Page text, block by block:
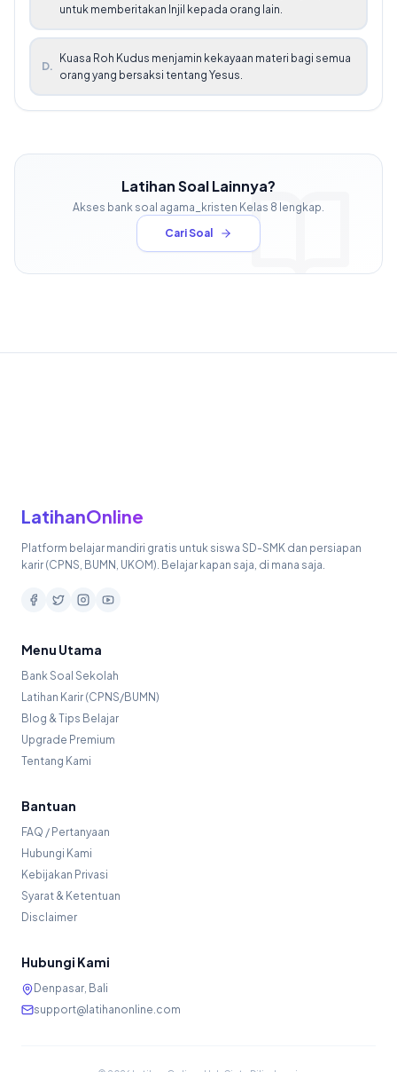
untuk memberitakan Injil kepada orang lain.
D.
Kuasa Roh Kudus menjamin kekayaan materi bagi semua
orang yang bersaksi tentang Yesus.
Latihan Soal Lainnya?
Akses bank soal agama_kristen Kelas 8 lengkap.
Cari Soal
LatihanOnline
Platform belajar mandiri gratis untuk siswa SD-SMK dan persiapan
karir (CPNS, BUMN, UKOM). Belajar kapan saja, di mana saja.
Menu Utama
Bank Soal Sekolah
Latihan Karir (CPNS/BUMN)
Blog & Tips Belajar
Upgrade Premium
Tentang Kami
Bantuan
FAQ / Pertanyaan
Hubungi Kami
Kebijakan Privasi
Syarat & Ketentuan
Disclaimer
Hubungi Kami
Denpasar, Bali
support@latihanonline.com